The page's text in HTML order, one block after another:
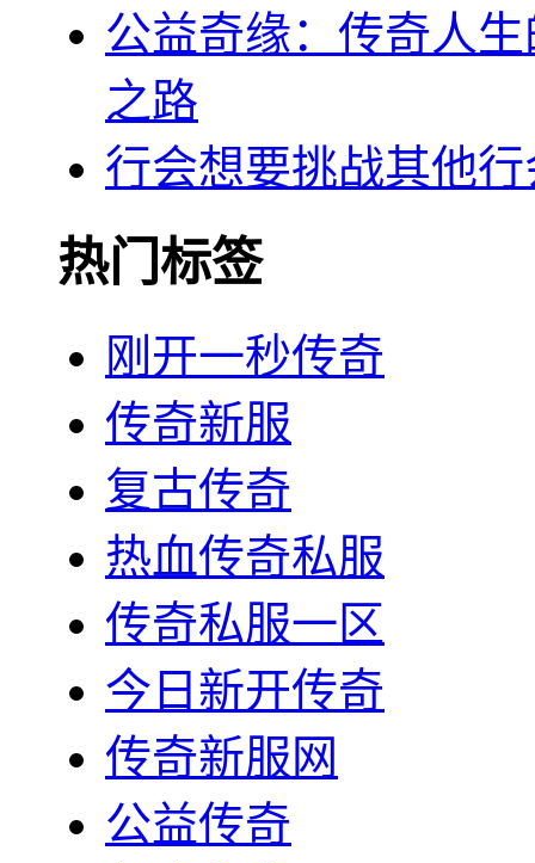
公益奇缘：传奇人
之路
行会想要挑战其他
热门标签
刚开一秒传奇
传奇新服
复古传奇
热血传奇私服
传奇私服一区
今日新开传奇
传奇新服网
公益传奇